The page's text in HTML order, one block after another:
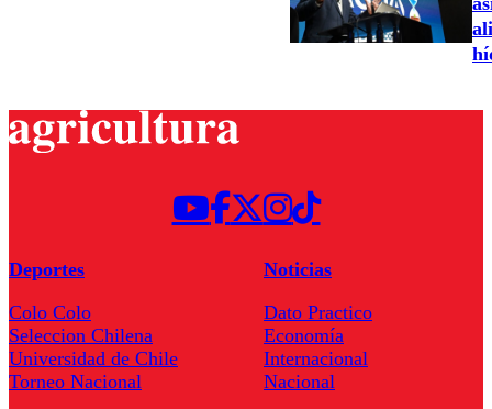
Deportes
Colo Colo
Seleccion Chilena
Universidad de Chile
Torneo Nacional
Noticias
Dato Practico
Economía
Internacional
Nacional